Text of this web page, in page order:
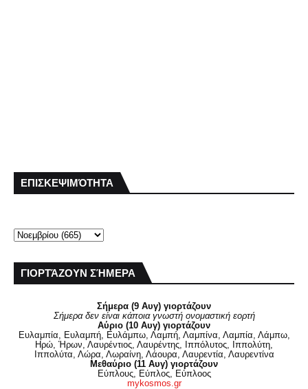
ΕΠΙΣΚΕΨΙΜΌΤΗΤΑ
ΓΙΟΡΤΆΖΟΥΝ ΣΉΜΕΡΑ
Σήμερα (9 Αυγ) γιορτάζουν
Σήμερα δεν είναι κάποια γνωστή ονομαστική εορτή
Αύριο (10 Αυγ) γιορτάζουν
Ευλαμπία, Ευλαμπή, Ευλάμπω, Λαμπή, Λαμπίνα, Λαμπία, Λάμπω,
Ηρώ, Ήρων, Λαυρέντιος, Λαυρέντης, Ιππόλυτος, Ιππολύτη,
Ιππολύτα, Λώρα, Λωραίνη, Λάουρα, Λαυρεντία, Λαυρεντίνα
Μεθαύριο (11 Αυγ) γιορτάζουν
Εύπλους, Εύπλος, Εύπλοος
mykosmos.gr